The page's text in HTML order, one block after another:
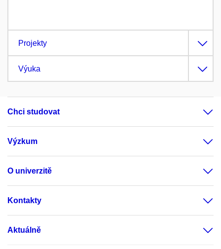
Projekty
Výuka
Chci studovat
Výzkum
O univerzitě
Kontakty
Aktuálně